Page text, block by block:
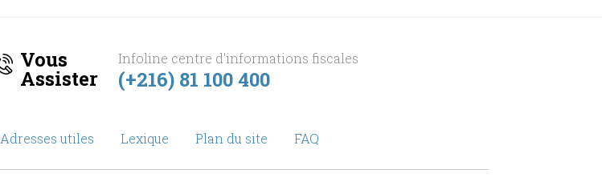
Vous
Assister
Infoline centre d'informations fiscales
(+216) 81 100 400
Adresses utiles Lexique Plan du site FAQ